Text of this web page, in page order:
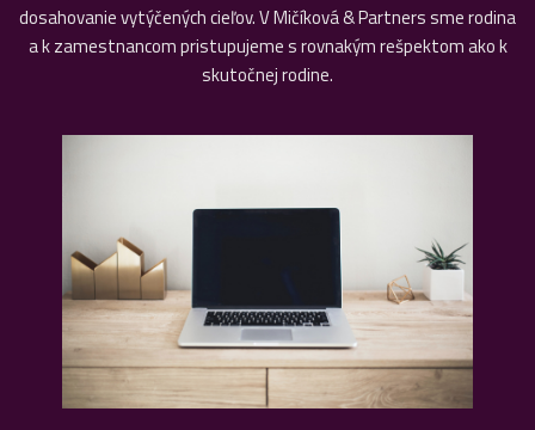
dosahovanie vytýčených cieľov. V Mičíková & Partners sme rodina
a k zamestnancom pristupujeme s rovnakým rešpektom ako k
skutočnej rodine.